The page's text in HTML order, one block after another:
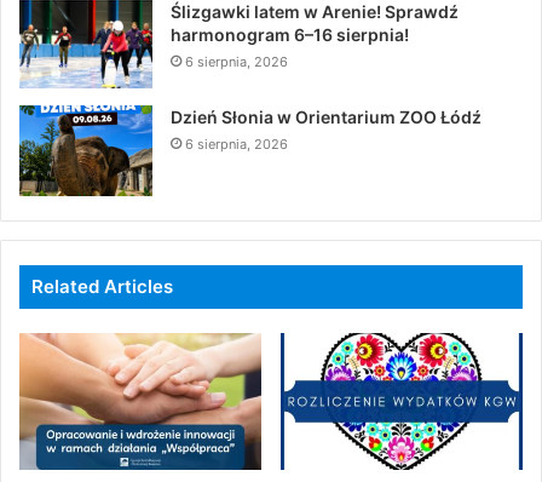
Ślizgawki latem w Arenie! Sprawdź
harmonogram 6–16 sierpnia!
6 sierpnia, 2026
Dzień Słonia w Orientarium ZOO Łódź
6 sierpnia, 2026
Related Articles